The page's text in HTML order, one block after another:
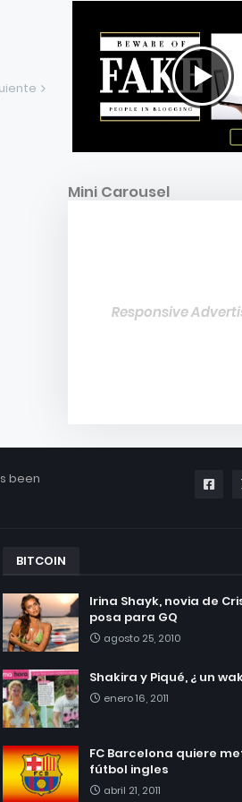
Mini Carousel
Responsive
been
BITCOIN
Irina Shayk, novia de
posa para GQ
agosto 25, 2010
Shakira y Piqué, ¿ un
enero 16, 2011
FC Barcelona quiere
fútbol ingles
abril 21, 2011